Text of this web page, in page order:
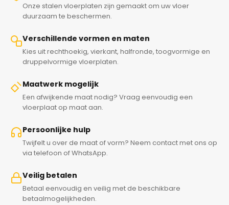
Onze stalen vloerplaten zijn gemaakt om uw vloer
duurzaam te beschermen.
Verschillende vormen en maten
Kies uit rechthoekig, vierkant, halfronde, toogvormige en
druppelvormige vloerplaten.
Maatwerk mogelijk
Een afwijkende maat nodig? Vraag eenvoudig een
vloerplaat op maat aan.
Persoonlijke hulp
Twijfelt u over de maat of vorm? Neem contact met ons op
via telefoon of WhatsApp.
Veilig betalen
Betaal eenvoudig en veilig met de beschikbare
betaalmogelijkheden.